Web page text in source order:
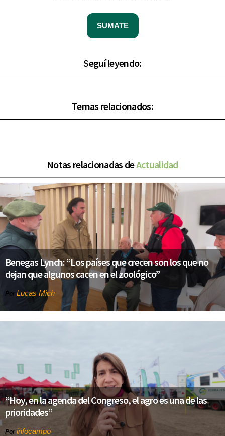
SUMATE
Seguí leyendo:
Temas relacionados:
Notas relacionadas deActualidad
Benegas Lynch: “Los países que crecen son los que no
dejan que algunos cacen en el zoológico”
Por Lucas Mich
“Hoy, en la agenda del Congreso, el agro es una de las
prioridades”
Por infocampo